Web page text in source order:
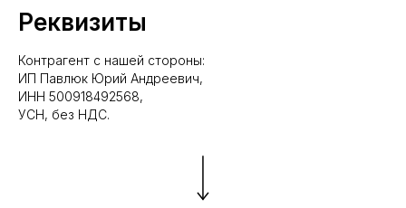
Реквизиты
Контрагент с нашей стороны:
ИП Павлюк Юрий Андреевич,
ИНН 500918492568,
УСН, без НДС.